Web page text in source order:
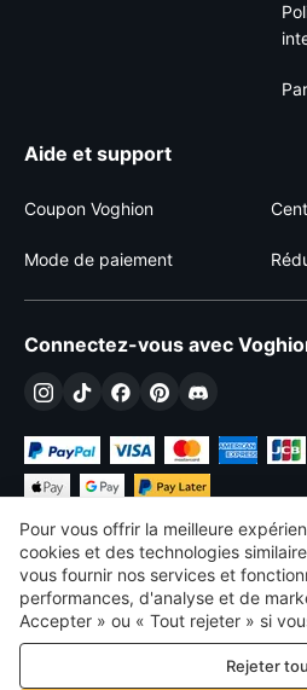
Aide et support
Coupon Voghion
Mode de paiement
Connectez-vous avec
€ EUR
©2026
termes et
Pour vous offrir la meilleure
cookies et des technologies
vous fournir nos services et
performances, d'analyse et de
Accepter » ou « Tout rejeter » si
refuser tout. cookies à des fins de
de marketing. Pour plus de détails,
Rejeter